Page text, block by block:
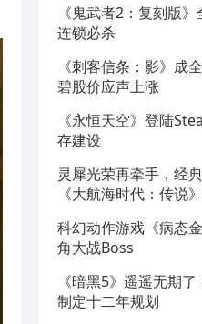
《鬼武者2：复刻版
连锁必杀
《刺客信条：影》成
碧股价应声上涨
《永恒天空》登陆
存建设
灵犀光荣再牵手，经
《大航海时代：传说
科幻动作游戏《病态
角大战Boss
《暗黑5》遥遥无期
制定十二年规划